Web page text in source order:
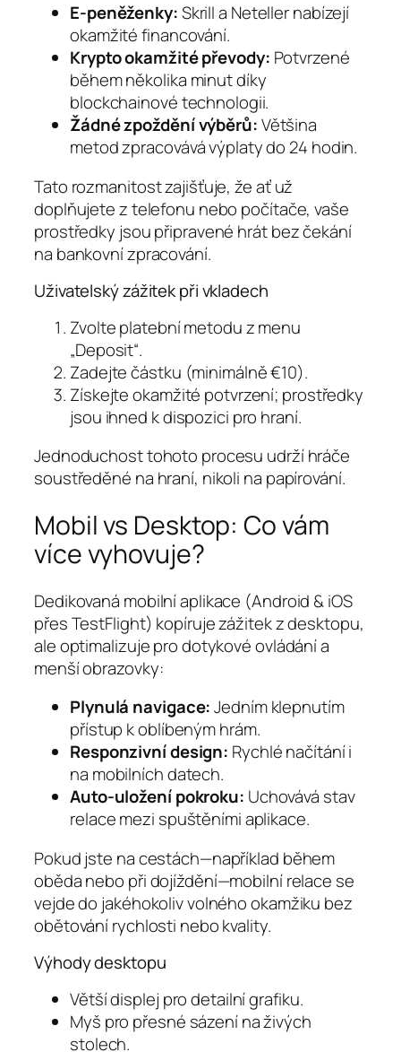
E‑peněženky:Skrill a Neteller nabízejí
okamžité financování.
Krypto okamžité převody: Potvrzené
během několika minut díky
blockchainové technologii.
Žádné zpoždění výběrů:Většina
metod zpracovává výplaty do 24 hodin.
Tato rozmanitost zajišťuje, že ať už
doplňujete z telefonu nebo počítače, vaše
prostředky jsou připravené hrát bez čekání
na bankovní zpracování.
Uživatelský zážitek při vkladech
Zvolte platební metodu z menu
„Deposit“.
Zadejte částku (minimálně €10).
Získejte okamžité potvrzení; prostředky
jsou ihned k dispozici pro hraní.
Jednoduchost tohoto procesu udrží hráče
soustředěné na hraní, nikoli na papírování.
Mobil vs Desktop: Co vám
více vyhovuje?
Dedikovaná mobilní aplikace (Android & iOS
přes TestFlight) kopíruje zážitek z desktopu,
ale optimalizuje pro dotykové ovládání a
menší obrazovky:
Plynulá navigace:Jedním klepnutím
přístup k oblíbeným hrám.
Responzivní design: Rychlé načítání i
na mobilních datech.
Auto‑uložení pokroku: Uchovává stav
relace mezi spuštěními aplikace.
Pokud jste na cestách—například během
oběda nebo při dojíždění—mobilní relace se
vejde do jakéhokoliv volného okamžiku bez
obětování rychlosti nebo kvality.
Výhody desktopu
Větší displej pro detailní grafiku.
Myš pro přesné sázení na živých
stolech.